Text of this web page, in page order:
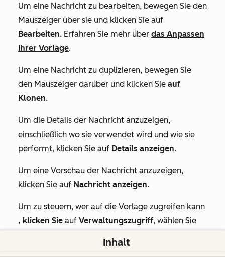
Um eine Nachricht zu bearbeiten, bewegen Sie den
Mauszeiger über sie und klicken Sie auf
Bearbeiten. Erfahren Sie mehr über das Anpassen
Ihrer Vorlage.
Um eine Nachricht zu duplizieren, bewegen Sie
den Mauszeiger darüber und klicken Sie auf
Klonen.
Um die Details der Nachricht anzuzeigen,
einschließlich wo sie verwendet wird und wie sie
performt, klicken Sie auf Details anzeigen.
Um eine Vorschau der Nachricht anzuzeigen,
klicken Sie auf Nachricht anzeigen.
Um zu steuern, wer auf die Vorlage zugreifen kann
, klicken Sie auf Verwaltungszugriff, wählen Sie
Inhalt